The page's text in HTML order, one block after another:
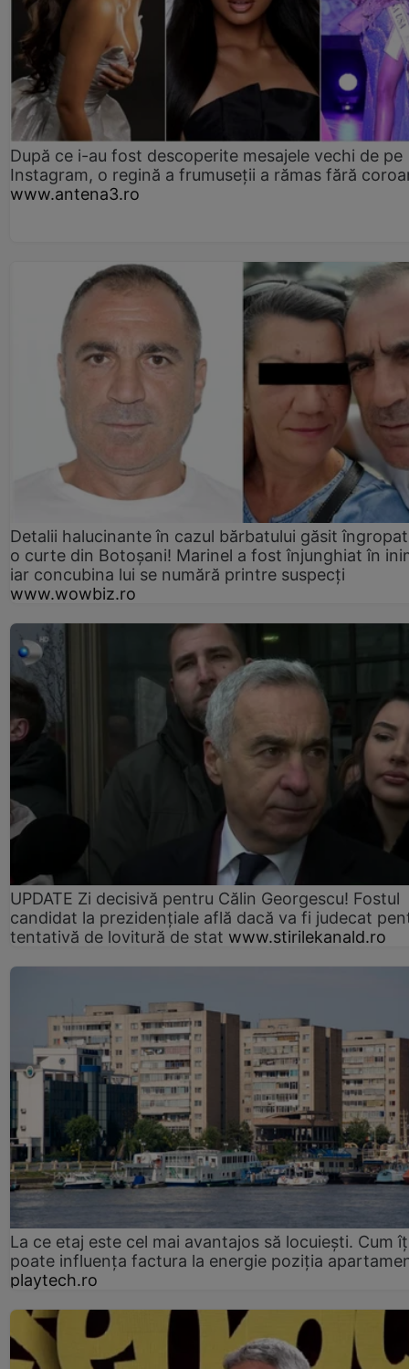
După ce i-au fost descoperite mesajele vechi de pe
Instagram, o regină a frumuseții a rămas fără
www.antena3.ro
Detalii halucinante în cazul bărbatului găsit
o curte din Botoșani! Marinel a fost înjunghiat în
iar concubina lui se numără printre suspecți
www.wowbiz.ro
UPDATE Zi decisivă pentru Călin Georgescu! Fostul
candidat la prezidențiale află dacă va fi judecat
tentativă de lovitură de stat www.stirilekanald.ro
La ce etaj este cel mai avantajos să locuiești. Cum
poate influența factura la energie poziția
playtech.ro